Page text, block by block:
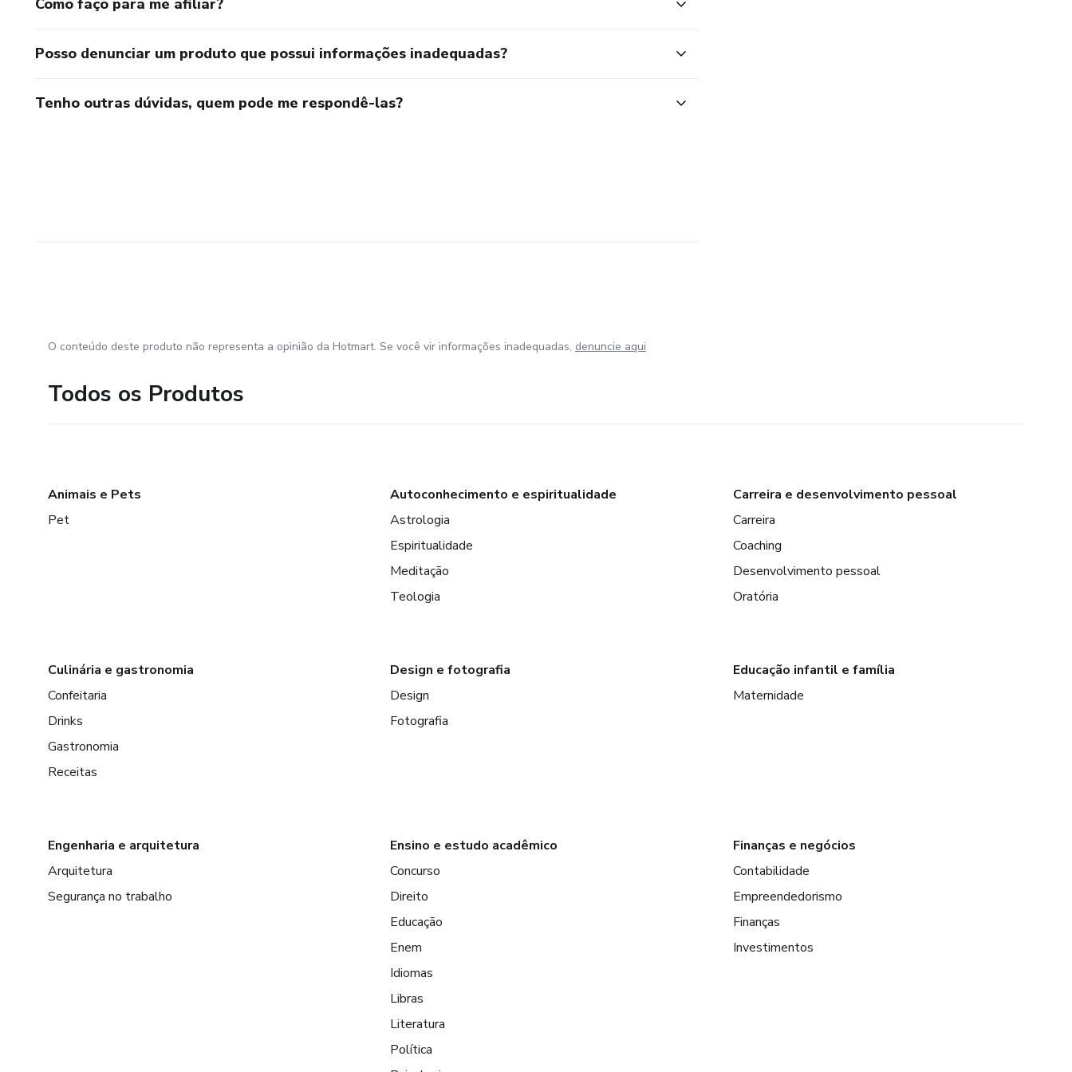
Posso denunciar um produto que possui informações inadequadas?
Tenho outras dúvidas, quem pode me respondê-las?
O conteúdo deste produto não representa a opinião da Hotmart. Se você vir informações inadequadas, denuncie aqui
Todos os Produtos
Animais e Pets
Pet
Autoconhecimento e espiritualidade
Astrologia
Espiritualidade
Meditação
Teologia
Carreira e desenvolvimento pessoal
Carreira
Coaching
Desenvolvimento pessoal
Oratória
Culinária e gastronomia
Confeitaria
Drinks
Gastronomia
Receitas
Design e fotografia
Design
Fotografia
Educação infantil e família
Maternidade
Engenharia e arquitetura
Arquitetura
Segurança no trabalho
Ensino e estudo acadêmico
Concurso
Direito
Educação
Enem
Idiomas
Libras
Literatura
Política
Finanças e negócios
Contabilidade
Empreendedorismo
Finanças
Investimentos